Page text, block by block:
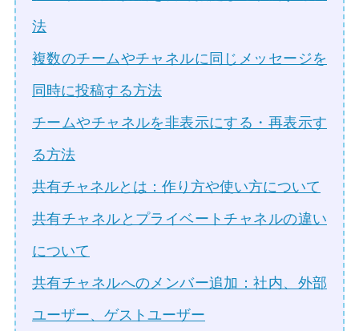
法
複数のチームやチャネルに同じメッセージを
同時に投稿する方法
チームやチャネルを非表示にする・再表示す
る方法
共有チャネルとは：作り方や使い方について
共有チャネルとプライベートチャネルの違い
について
共有チャネルへのメンバー追加：社内、外部
ユーザー、ゲストユーザー